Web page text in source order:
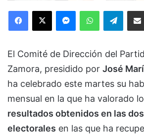
Facebook
X MessengerWhatsApp
El Comité de Dirección del
Zamora, presidido por José
ha celebrado este martes su
mensual en la que ha valorado
resultados obtenidos en las
electorales en las que ha